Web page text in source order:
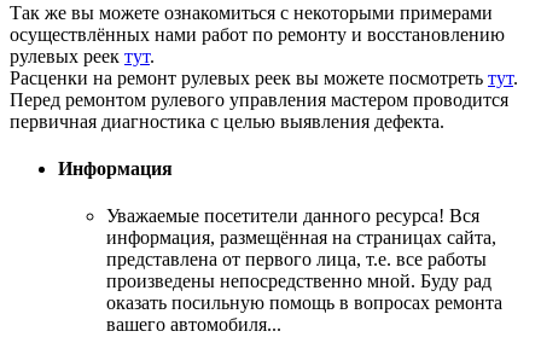
Так же вы можете ознакомиться с некоторыми примерами
осуществлённых нами работ по ремонту и восстановлению
рулевых реек тут.
Расценки на ремонт рулевых реек вы можете посмотреть тут.
Перед ремонтом рулевого управления мастером проводится
первичная диагностика с целью выявления дефекта.
Информация
Уважаемые посетители данного ресурса! Вся
информация, размещённая на страницах сайта,
представлена от первого лица, т.е. все работы
произведены непосредственно мной. Буду рад
оказать посильную помощь в вопросах ремонта
вашего автомобиля...